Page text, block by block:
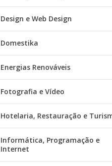
Design e Web Design
Domestika
Energias Renováveis
Fotografia e Vídeo
Hotelaria, Restauração e
Informática, Programação e
Internet